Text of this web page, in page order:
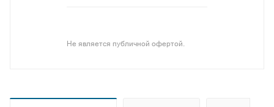
Не является публичной офертой.